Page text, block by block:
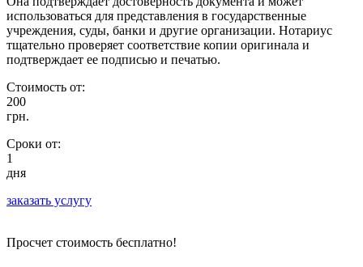
использоваться для представления в государственные
учреждения, суды, банки и другие организации. Нотариус
тщательно проверяет соответствие копии оригинала и
подтверждает ее подписью и печатью.
Стоимость от:
200
грн.
Сроки от:
1
дня
заказать услугу
Просчет стоимость бесплатно!